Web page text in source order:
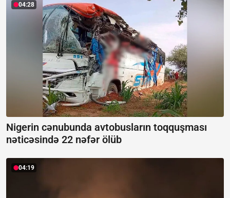
04:28
Nigerin cənubunda avtobusların toqquşması
nəticəsində 22 nəfər ölüb
04:19